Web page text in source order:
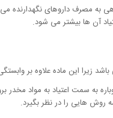
به مصرف داروهای نگهدارنده
آن ها بیشتر می شود.
باشد زیرا این ماده علاوه بر
به سمت اعتیاد به مواد مخدر
روش هایی را در نظر بگیرد.